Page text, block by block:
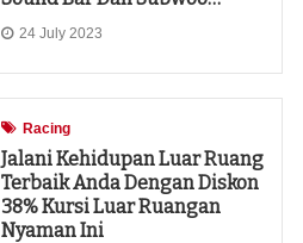
24 July 2023
Racing
Jalani Kehidupan Luar Ruang
Terbaik Anda Dengan Diskon
38% Kursi Luar Ruangan
Nyaman Ini